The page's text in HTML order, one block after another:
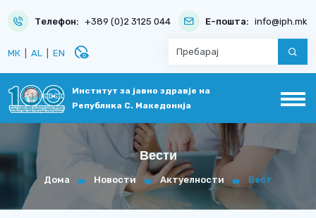
Телефон: +389 (0)2 3125 044 Е-пошта: info@iph.mk
МК AL EN disabled_visible
Институт за јавно здравје на
Република С. Македонија
Вести
Дома Новости Актуелности Вест